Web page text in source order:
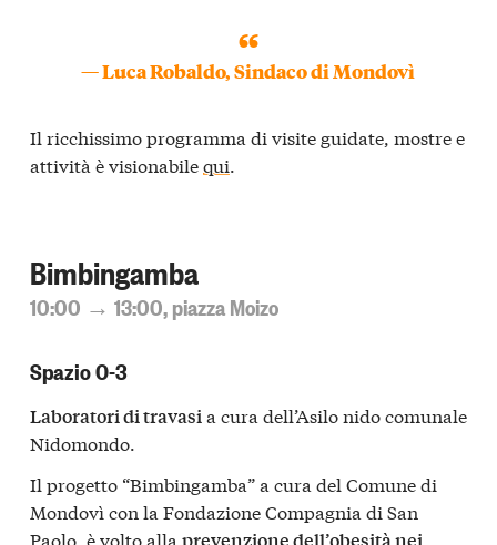
— Luca Robaldo, Sindaco di Mondovì
Il ricchissimo programma di visite guidate, mostre e
attività è visionabilequi.
Bimbingamba
10:00 → 13:00, piazza Moizo
Spazio 0-3
Laboratori di travasia cura dell’Asilo nido comunale
Nidomondo.
Il progetto “Bimbingamba” a cura del Comune di
Mondovì con la Fondazione Compagnia di San
Paolo, è volto alla